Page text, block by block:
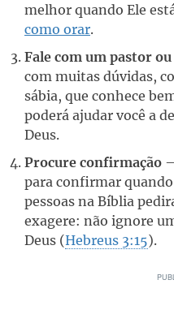
melhor quando Ele
como orar.
Fale com um pastor
com muitas dúvidas,
sábia, que conhece
poderá ajudar você a
Deus.
Procure confirmação
para confirmar
pessoas na Bíblia
exagere: não ignore
Deus (Hebreus 3:15).